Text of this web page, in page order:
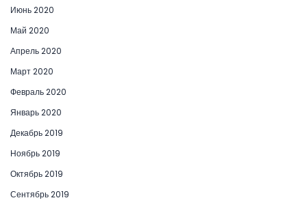
Июнь 2020
Май 2020
Апрель 2020
Март 2020
Февраль 2020
Январь 2020
Декабрь 2019
Ноябрь 2019
Октябрь 2019
Сентябрь 2019